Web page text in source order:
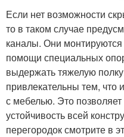
Если нет возможности
то в таком случае
каналы. Они
помощи специальных
выдержать тяжелую
привлекательны тем, что
с мебелью. Это
устойчивость всей
перегородок смотрите в